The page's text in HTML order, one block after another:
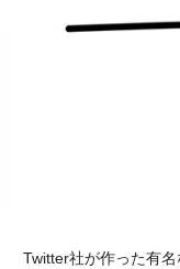
Twitter社が作った有